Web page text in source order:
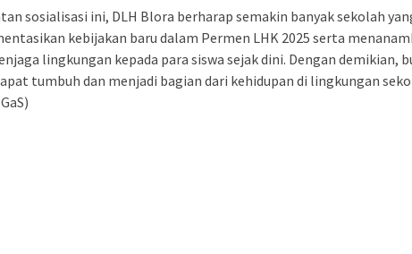
sosialisasi ini, DLH Blora berharap semakin banyak sekolah
kebijakan baru dalam Permen LHK 2025 serta
lingkungan kepada para siswa sejak dini. Dengan demikian,
tumbuh dan menjadi bagian dari kehidupan di lingkungan